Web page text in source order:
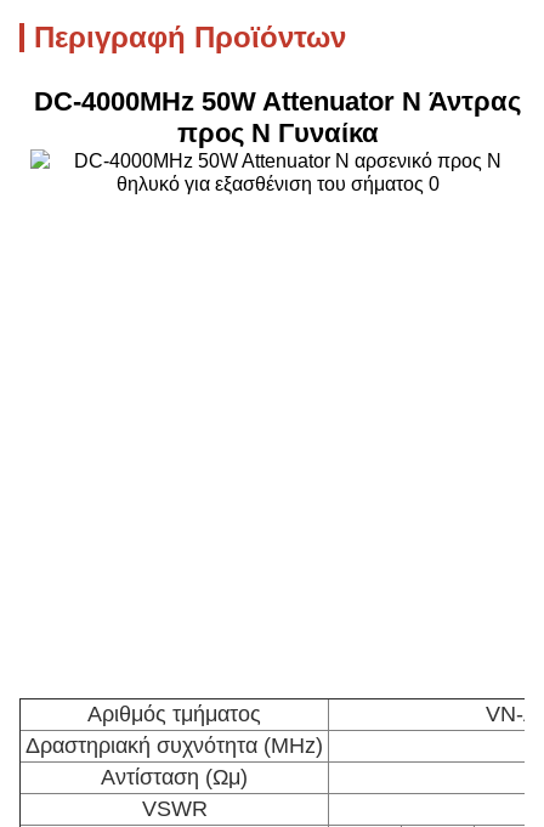
Περιγραφή Προϊόντων
DC-4000MHz 50W Attenuator N Άντρας
προς N Γυναίκα
Αριθμός τμήματος
VN-
Δραστηριακή συχνότητα (MHz)
Αντίσταση (Ωμ)
VSWR